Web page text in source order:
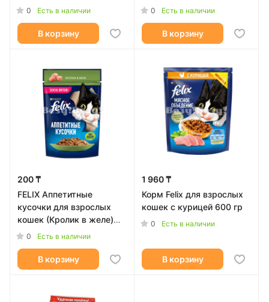
0 Есть в наличии
В корзину
0 Есть в наличии
В корзину
200 ₸
FELIX Аппетитные
кусочки для взрослых
кошек (Кролик в желе)
75г
0 Есть в наличии
В корзину
1 960 ₸
Корм Felix для взрослых
кошек с курицей 600 гр
0 Есть в наличии
В корзину